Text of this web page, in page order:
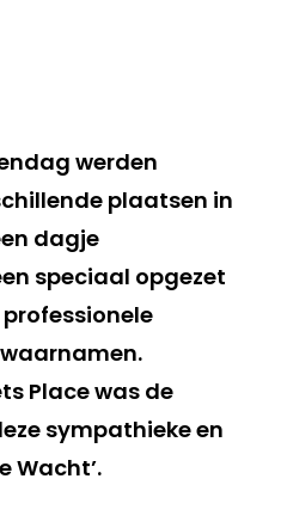
werden
plaatsen in
dagje
speciaal opgezet
Place was de
sympathieke en
Wacht’.